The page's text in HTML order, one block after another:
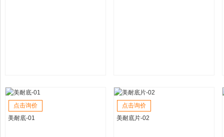
点击询价
美耐底-01
点击询价
美耐底片-02